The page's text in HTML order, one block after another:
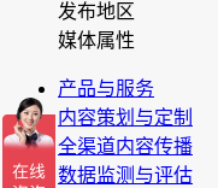
发布地区
媒体属性
产品与服务
内容策划与定制
全渠道内容传播
数据监测与评估